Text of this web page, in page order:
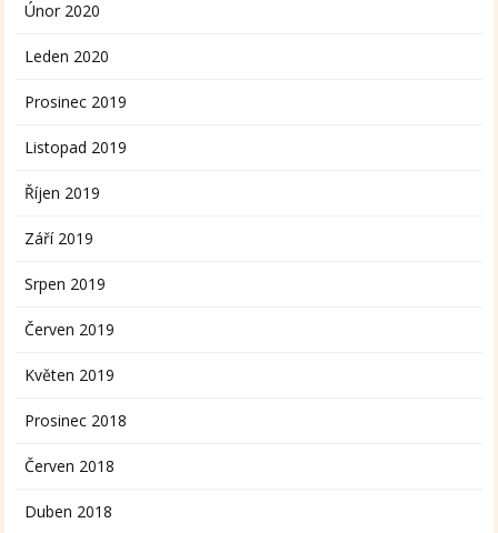
Únor 2020
Leden 2020
Prosinec 2019
Listopad 2019
Říjen 2019
Září 2019
Srpen 2019
Červen 2019
Květen 2019
Prosinec 2018
Červen 2018
Duben 2018